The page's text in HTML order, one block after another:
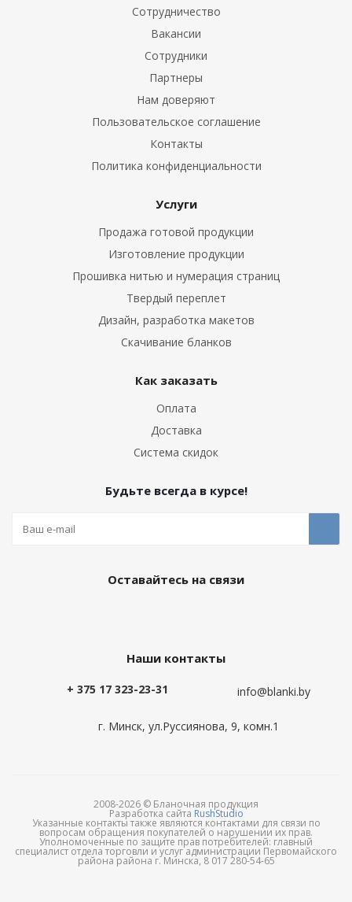
Сотрудничество
Вакансии
Сотрудники
Партнеры
Нам доверяют
Пользовательское соглашение
Контакты
Политика конфиденциальности
Услуги
Продажа готовой продукции
Изготовление продукции
Прошивка нитью и нумерация страниц
Твердый переплет
Дизайн, разработка макетов
Скачивание бланков
Как заказать
Оплата
Доставка
Система скидок
Будьте всегда в курсе!
Оставайтесь на связи
Наши контакты
+ 375 17 323-23-31 info@blanki.by
г. Минск, ул.Руссиянова, 9, комн.1
2008-2026 © Бланочная продукция
Разработка сайта RushStudio
Указанные контакты также являются контактами для связи по
вопросам обращения покупателей о нарушении их прав.
Уполномоченные по защите прав потребителей: главный
специалист отдела торговли и услуг администрации Первомайского
района района г. Минска, 8 017 280-54-65